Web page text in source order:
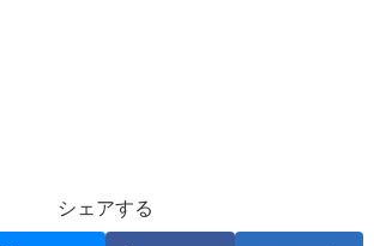
シェアする